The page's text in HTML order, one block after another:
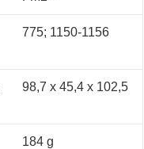
775; 1150-1156
98,7 x 45,4 x 102,5
184 g